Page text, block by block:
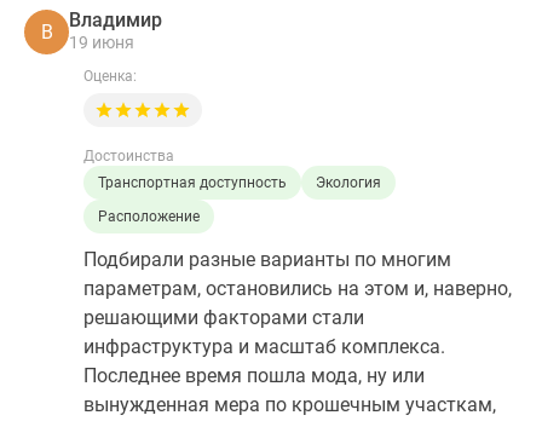
В
Владимир
19 июня
Оценка:
Достоинства
Транспортная доступность
Экология
Расположение
Подбирали разные варианты по многим
параметрам, остановились на этом и, наверно,
решающими факторами стали
инфраструктура и масштаб комплекса.
Последнее время пошла мода, ну или
вынужденная мера по крошечным участкам,